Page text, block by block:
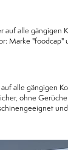
auf alle gängigen
Marke "foodcap"
alle gängigen
ohne